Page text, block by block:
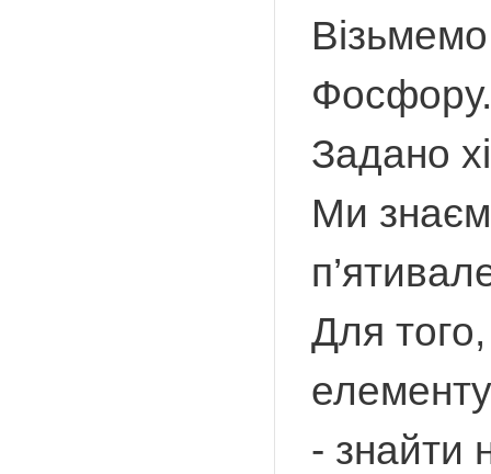
Фосфору.
Задано
Ми
Для того,
- знайти